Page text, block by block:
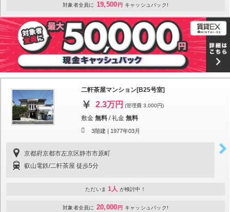
対象者全員に 19,500 円 キャッシュバック!
二軒茶屋マンション[B25号室]
2.3万円 (管理費 3,000円)
敷金 無料 /礼金 無料
3階建 | 1977年03月
京都府京都市左京区静市市原町
叡山電鉄/二軒茶屋 徒歩5分
ただいま 1人 が検討中！
対象者全員に 20,000 円 キャッシュバック!